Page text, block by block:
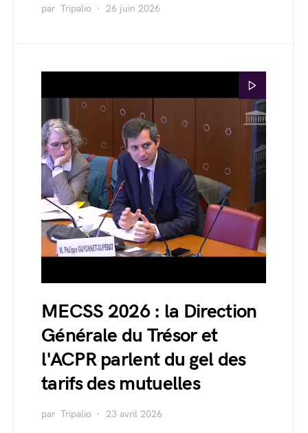
par Tripalio 26 juin 2026
MECSS 2026 : la Direction
Générale du Trésor et
l'ACPR parlent du gel des
tarifs des mutuelles
par Tripalio 23 avril 2026